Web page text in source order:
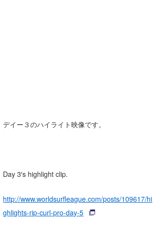
デイー３のハイライト映像です。
Day 3′s highlight clip.
http://www.worldsurfleague.com/posts/109617/hi
ghlights-rip-curl-pro-day-5